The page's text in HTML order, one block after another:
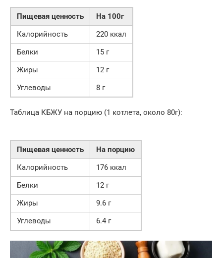
Пищевая ценность
На 100г
Калорийность
220 ккал
Белки
15 г
Жиры
12 г
Углеводы
8 г
Таблица КБЖУ на порцию (1 котлета, около 80г):
Пищевая ценность
На порцию
Калорийность
176 ккал
Белки
12 г
Жиры
9.6 г
Углеводы
6.4 г